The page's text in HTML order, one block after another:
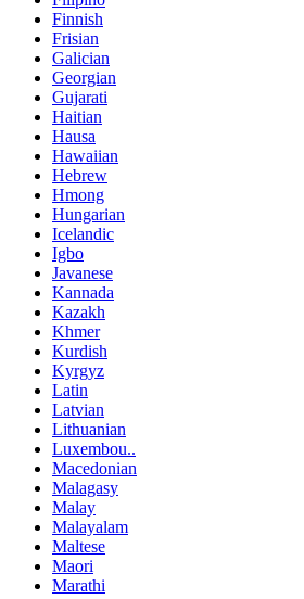
Finnish
Frisian
Galician
Georgian
Gujarati
Haitian
Hausa
Hawaiian
Hebrew
Hmong
Hungarian
Icelandic
Igbo
Javanese
Kannada
Kazakh
Khmer
Kurdish
Kyrgyz
Latin
Latvian
Lithuanian
Luxembou..
Macedonian
Malagasy
Malay
Malayalam
Maltese
Maori
Marathi